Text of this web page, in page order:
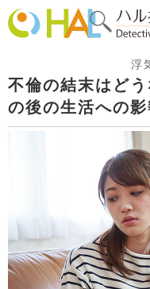
浮
不倫の結末はど
の後の生活への影